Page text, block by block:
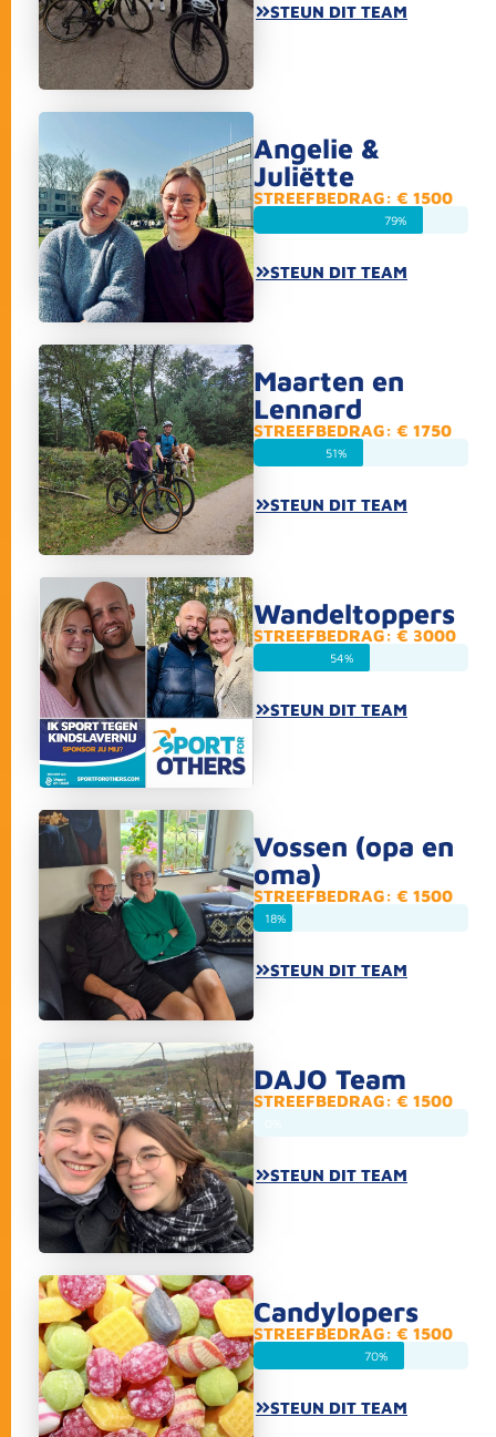
STEUN DIT TEAM
Angelie &
Juliëtte
STREEFBEDRAG: € 1500
79%
STEUN DIT TEAM
Maarten en
Lennard
STREEFBEDRAG: € 1750
51%
STEUN DIT TEAM
Wandeltoppers
STREEFBEDRAG: € 3000
54%
STEUN DIT TEAM
Vossen (opa en
oma)
STREEFBEDRAG: € 1500
18%
STEUN DIT TEAM
DAJO Team
STREEFBEDRAG: € 1500
STEUN DIT TEAM
Candylopers
STREEFBEDRAG: € 1500
70%
STEUN DIT TEAM